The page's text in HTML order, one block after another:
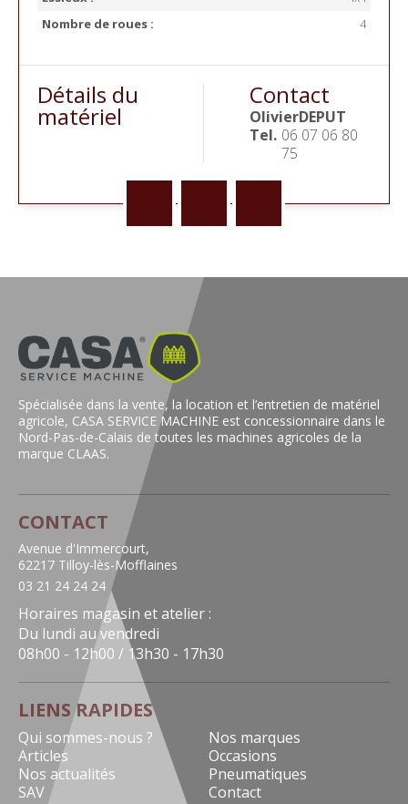
Nombre de roues :
4
Détails du
matériel
Contact
OlivierDEPUT
Tel. 06 07 06 80
75
Spécialisée dans la vente, la location et l’entretien de matériel
agricole, CASA SERVICE MACHINE est concessionnaire dans le
Nord-Pas-de-Calais de toutes les machines agricoles de la
marque CLAAS.
CONTACT
Avenue d'Immercourt,
62217 Tilloy-lès-Mofflaines
03 21 24 24 24
Horaires magasin et atelier :
Du lundi au vendredi
08h00 - 12h00 / 13h30 - 17h30
LIENS RAPIDES
Qui sommes-nous ?
Nos marques
Articles
Occasions
Nos actualités
Pneumatiques
SAV
Contact